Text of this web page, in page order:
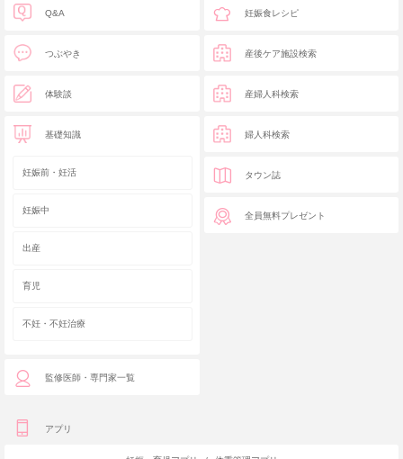
Q&A
つぶやき
体験談
基礎知識
妊娠前・妊活
妊娠中
出産
育児
不妊・不妊治療
監修医師・専門家一覧
妊娠食レシピ
産後ケア施設検索
産婦人科検索
婦人科検索
タウン誌
全員無料プレゼント
アプリ